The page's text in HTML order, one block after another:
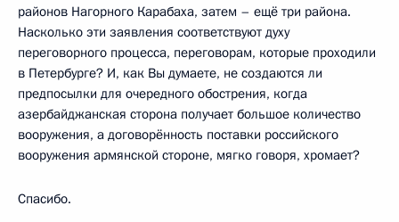
районов Нагорного Карабаха, затем – ещё три района.
Насколько эти заявления соответствуют духу
переговорного процесса, переговорам, которые проходили
в Петербурге? И, как Вы думаете, не создаются ли
предпосылки для очередного обострения, когда
азербайджанская сторона получает большое количество
вооружения, а договорённость поставки российского
вооружения армянской стороне, мягко говоря, хромает?
Спасибо.